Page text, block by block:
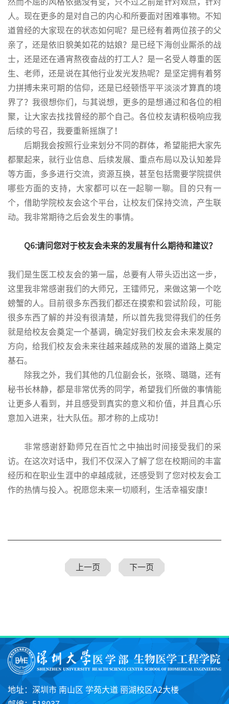
人。现在更多的是对自己的内心和所要面对困难事物。不知
道曾经的大家现在的状态如何呢？是已经有着两位孩子的父
亲了，还是依旧貌美如花的姑娘？是已经下海创业厮杀的战
士，还是还在通宵熬夜奋战的打工人？是一名受人尊重的医
生、老师，还是说在其他行业发光发热呢？是坚定拥有着努
力拼搏未来可期的信仰，还是已经顿悟平平淡淡才算真的境
界了？我很想你们，与其说想，更多的是想通过和各位的相
聚，让大家去找找曾经的那个自己。各位校友请积极响应我
后续的号召，我要重新摇旗了！
后期我会按照行业来划分不同的群体，希望能把大家先
都聚起来，就行业信息、后续发展、重点布局以及认知差异
等方面，多多进行交流，资源互换，甚至包括需要学院提供
哪些方面的支持，大家都可以在一起聊一聊。目的只有一
个，借助学院校友会这个平台，让校友们保持交流，产生联
动。我非常期待之后会发生的事情。
Q6:请问您对于校友会未来的发展有什么期待和建议？
我们是生医工校友会的第一届，总要有人带头迈出这一步，
这里我非常感谢我们的大师兄，王镭师兄，来做这第一个吃
螃蟹的人。目前很多东西我们都还在摸索和尝试阶段，可能
很多东西了解的并没有很清楚，所以首先我觉得我们的任务
就是给校友会奠定一个基调，确定好我们校友会未来发展的
方向，给我们校友会未来往越来越成熟的发展的道路上奠定
基石。
除我之外，我们其他的几位副会长，张晓、璐璐，还有
秘书长林静，都是非常优秀的同学，希望我们所做的事情能
让更多人看到，并且感受到真实的意义和价值，并且真心乐
意加入进来，壮大队伍。那才称的上成功！
非常感谢舒勤师兄在百忙之中抽出时间接受我们的采
访。在这次对话中，我们不仅深入了解了您在校期间的丰富
经历和在职业生涯中的卓越成就，还感受到了您对校友会工
作的热情与投入。祝愿您未来一切顺利，生活幸福安康！
上一页 下一页
地址：深圳市 南山区 学苑大道 丽湖校区A2大楼